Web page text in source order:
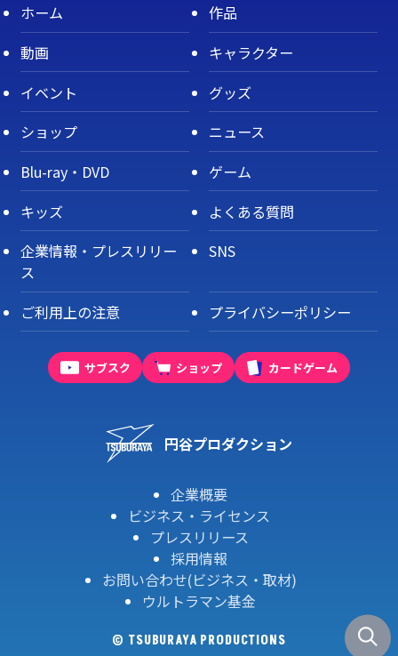
ホーム
作品
動画
キャラクター
イベント
グッズ
ショップ
ニュース
Blu-ray・DVD
ゲーム
キッズ
よくある質問
企業情報・プレスリリー
ス
SNS
ご利用上の注意 プライバシーポリシー
サブスク ショップ カードゲーム
円谷プロダクション
企業概要
ビジネス・ライセンス
プレスリリース
採用情報
お問い合わせ(ビジネス・取材)
ウルトラマン基金
© TSUBURAYA PRODUCTIONS